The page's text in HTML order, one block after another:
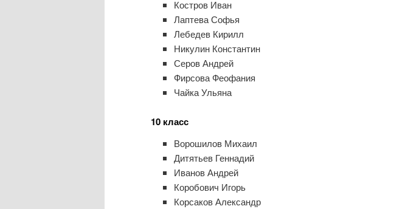
Костров Иван
Лаптева Софья
Лебедев Кирилл
Никулин Константин
Серов Андрей
Фирсова Феофания
Чайка Ульяна
10 класс
Ворошилов Михаил
Дитятьев Геннадий
Иванов Андрей
Коробович Игорь
Корсаков Александр